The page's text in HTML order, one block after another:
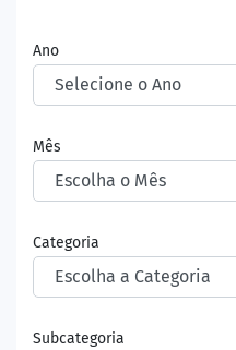
Ano
Mês
Categoria
Subcategoria